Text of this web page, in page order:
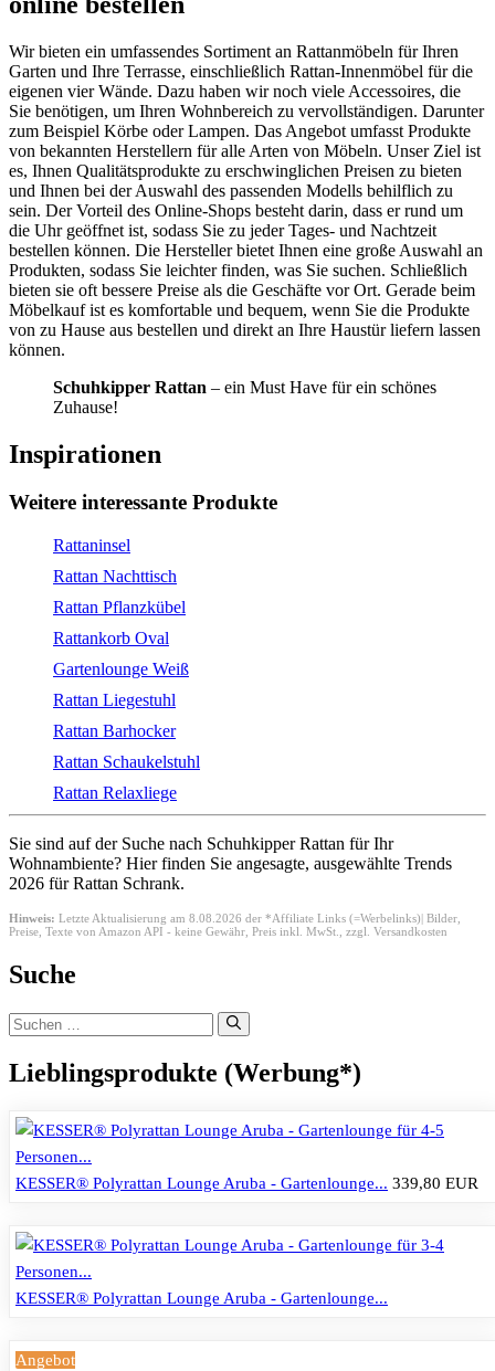
Wir bieten ein umfassendes Sortiment an Rattanmöbeln für Ihren
Garten und Ihre Terrasse, einschließlich Rattan-Innenmöbel für die
eigenen vier Wände. Dazu haben wir noch viele Accessoires, die
Sie benötigen, um Ihren Wohnbereich zu vervollständigen. Darunter
zum Beispiel Körbe oder Lampen. Das Angebot umfasst Produkte
von bekannten Herstellern für alle Arten von Möbeln. Unser Ziel ist
es, Ihnen Qualitätsprodukte zu erschwinglichen Preisen zu bieten
und Ihnen bei der Auswahl des passenden Modells behilflich zu
sein. Der Vorteil des Online-Shops besteht darin, dass er rund um
die Uhr geöffnet ist, sodass Sie zu jeder Tages- und Nachtzeit
bestellen können. Die Hersteller bietet Ihnen eine große Auswahl an
Produkten, sodass Sie leichter finden, was Sie suchen. Schließlich
bieten sie oft bessere Preise als die Geschäfte vor Ort. Gerade beim
Möbelkauf ist es komfortable und bequem, wenn Sie die Produkte
von zu Hause aus bestellen und direkt an Ihre Haustür liefern lassen
können.
Schuhkipper Rattan – ein Must Have für ein schönes
Zuhause!
Inspirationen
Weitere interessante Produkte
Rattaninsel
Rattan Nachttisch
Rattan Pflanzkübel
Rattankorb Oval
Gartenlounge Weiß
Rattan Liegestuhl
Rattan Barhocker
Rattan Schaukelstuhl
Rattan Relaxliege
Sie sind auf der Suche nach Schuhkipper Rattan für Ihr
Wohnambiente? Hier finden Sie angesagte, ausgewählte Trends
2026 für Rattan Schrank.
Hinweis: Letzte Aktualisierung am 8.08.2026 der *Affiliate Links (=Werbelinks)| Bilder,
Preise, Texte von Amazon API - keine Gewähr, Preis inkl. MwSt., zzgl. Versandkosten
Suche
Suchen
nach:
Lieblingsprodukte (Werbung*)
KESSER® Polyrattan Lounge Aruba - Gartenlounge... 339,80 EUR
KESSER® Polyrattan Lounge Aruba - Gartenlounge...
Angebot